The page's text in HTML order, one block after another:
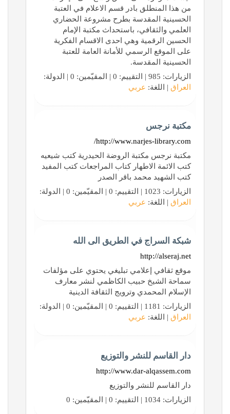
من هذا المنطلق بادر قسم الاعلام في العتبة
الحسينية المقدسة بطرح مشروعة الحضاري
العلمي والثقافي، باستحداث مكتبة الإمام
الحسين الرقمية وهي احدى الاقسام الفكرية
على الموقع الرسمي للأمانة العامة للعتبة
الحسينية المقدسة.
الزيارات: 985 | التقييم: 0 | المقيّمين: 0 | الدولة:
العراق | اللغة: عربي
مكتبة نرجس
http://www.narjes-library.com/
مكتبة نرجس مكتبة الروضة الحيدرية كتب شيعيه
كتب الائمة الاطهار كتاب المراجعات كتب المفيد
كتب الشهيد محمد باقر الصدر
الزيارات: 1023 | التقييم: 0 | المقيّمين: 0 | الدولة:
العراق | اللغة: عربي
شبكة السراج في الطريق الى الله
http://alseraj.net
موقع ثقافي إعلامي تبليغي يحتوي على مؤلفات
سماحة الشيخ حبيب الكاظمي لنشر معارف
الإسلام المحمدي وترويج الثقافة الدينية
الزيارات: 1181 | التقييم: 0 | المقيّمين: 0 | الدولة:
العراق | اللغة: عربي
دار القاسم للنشر والتوزيع
http://www.dar-alqassem.com
دار القاسم للنشر والتوزيع
الزيارات: 1034 | التقييم: 0 | المقيّمين: 0